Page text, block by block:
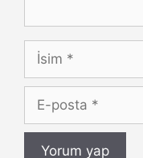
İsim
posta